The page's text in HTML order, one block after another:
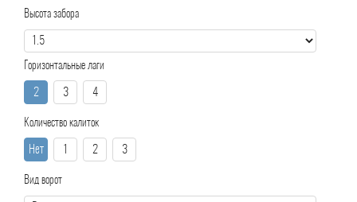
Высота забора
Горизонтальные лаги
2 3 4
Количество калиток
Нет 2 3
Вид ворот